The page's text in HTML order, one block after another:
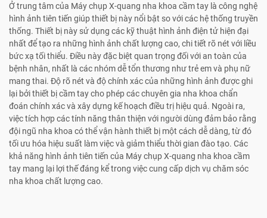
Ở trung tâm của Máy chụp X-quang nha khoa cầm tay là công nghệ
hình ảnh tiên tiến giúp thiết bị này nổi bật so với các hệ thống truyền
thống. Thiết bị này sử dụng các kỹ thuật hình ảnh điện tử hiện đại
nhất để tạo ra những hình ảnh chất lượng cao, chi tiết rõ nét với liều
bức xạ tối thiểu. Điều này đặc biệt quan trọng đối với an toàn của
bệnh nhân, nhất là các nhóm dễ tổn thương như trẻ em và phụ nữ
mang thai. Độ rõ nét và độ chính xác của những hình ảnh được ghi
lại bởi thiết bị cầm tay cho phép các chuyên gia nha khoa chẩn
đoán chính xác và xây dựng kế hoạch điều trị hiệu quả. Ngoài ra,
việc tích hợp các tính năng thân thiện với người dùng đảm bảo rằng
đội ngũ nha khoa có thể vận hành thiết bị một cách dễ dàng, từ đó
tối ưu hóa hiệu suất làm việc và giảm thiểu thời gian đào tạo. Các
khả năng hình ảnh tiên tiến của Máy chụp X-quang nha khoa cầm
tay mang lại lợi thế đáng kể trong việc cung cấp dịch vụ chăm sóc
nha khoa chất lượng cao.